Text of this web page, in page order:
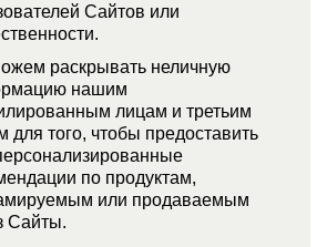
Сайтов или
раскрывать неличную
нашим
лицам и третьим
для того, чтобы предоставить
по продуктам,
или продаваемым
Сайты.